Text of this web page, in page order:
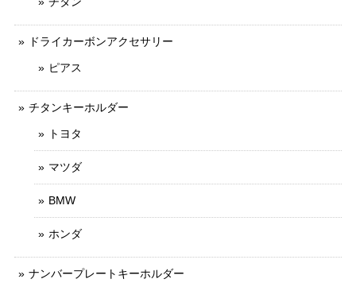
ドライカーボンアクセサリー
ピアス
チタンキーホルダー
トヨタ
マツダ
BMW
ホンダ
ナンバープレートキーホルダー